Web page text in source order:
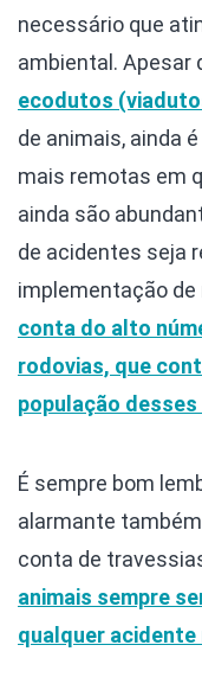
necessário que
ambiental. Apesar
ecodutos
de animais, ainda
mais remotas em
ainda são
de acidentes seja
implementação
conta do alto
rodovias, que
população desses
É sempre bom
alarmante
conta de
animais sempre
qualquer